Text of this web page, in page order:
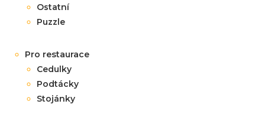
Ostatní
Puzzle
Pro restaurace
Cedulky
Podtácky
Stojánky